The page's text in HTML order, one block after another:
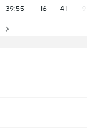
39:55 -16 41 9